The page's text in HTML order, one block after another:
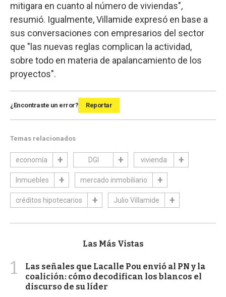
mitigara en cuanto al número de viviendas",
resumió. Igualmente, Villamide expresó en base a
sus conversaciones con empresarios del sector
que "las nuevas reglas complican la actividad,
sobre todo en materia de apalancamiento de los
proyectos".
¿Encontraste un error? Reportar
Temas relacionados
economía DGI vivienda
Inmuebles mercado inmobiliario
créditos hipotecarios Julio Villamide
Las Más Vistas
1
Las señales que Lacalle Pou envió al PN y la
coalición: cómo decodifican los blancos el
discurso de su líder